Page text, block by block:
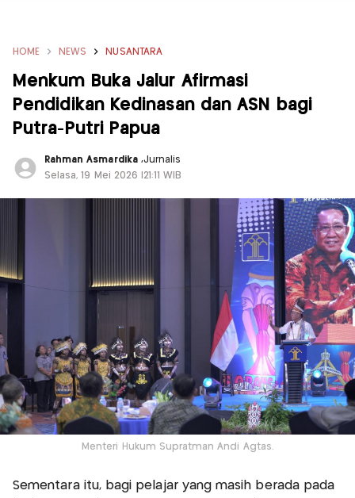
HOME NEWS NUSANTARA
Menkum Buka Jalur Afirmasi
Pendidikan Kedinasan dan ASN bagi
Putra-Putri Papua
Rahman Asmardika ,Jurnalis
Selasa, 19 Mei 2026 |21:11 WIB
Menteri Hukum Supratman Andi Agtas.
Sementara itu, bagi pelajar yang masih berada pada